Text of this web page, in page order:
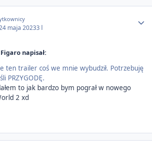
maja 20233 l
napisał:
ten trailer coś we mnie wybudził. Potrzebuję
PRZYGODĘ.
to jak bardzo bym pograł w nowego
2 xd